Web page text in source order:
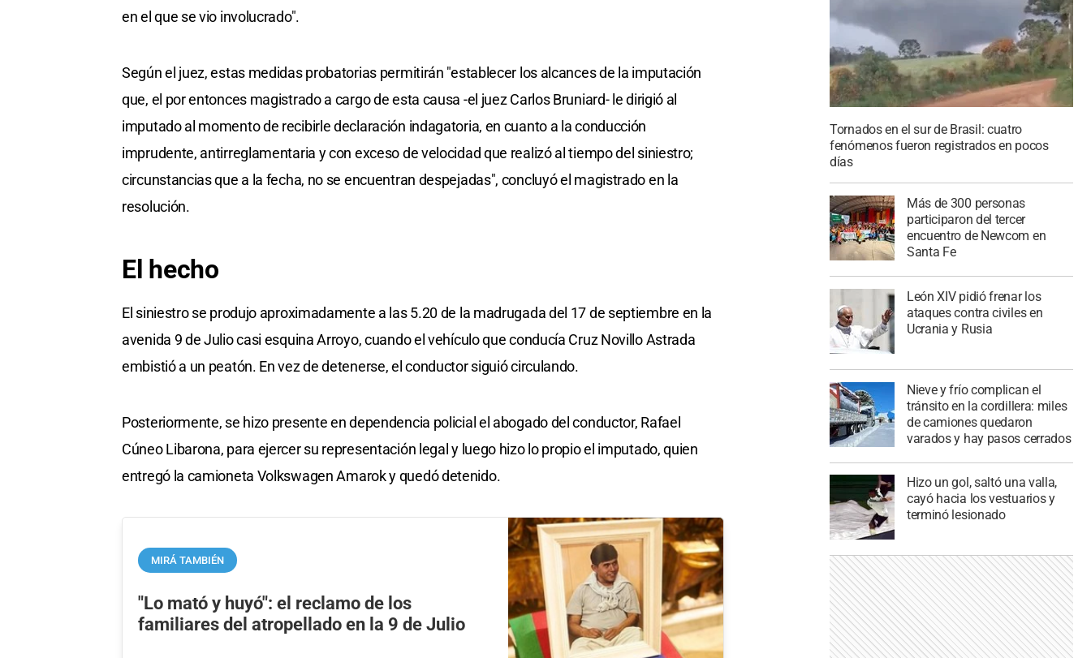
en el que se vio involucrado".
Según el juez, estas medidas probatorias permitirán "establecer los alcances de la imputación
que, el por entonces magistrado a cargo de esta causa -el juez Carlos Bruniard- le dirigió al
imputado al momento de recibirle declaración indagatoria, en cuanto a la conducción
imprudente, antirreglamentaria y con exceso de velocidad que realizó al tiempo del siniestro;
circunstancias que a la fecha, no se encuentran despejadas", concluyó el magistrado en la
resolución.
El hecho
El siniestro se produjo aproximadamente a las 5.20 de la madrugada del 17 de septiembre en la
avenida 9 de Julio casi esquina Arroyo, cuando el vehículo que conducía Cruz Novillo Astrada
embistió a un peatón. En vez de detenerse, el conductor siguió circulando.
Posteriormente, se hizo presente en dependencia policial el abogado del conductor, Rafael
Cúneo Libarona, para ejercer su representación legal y luego hizo lo propio el imputado, quien
entregó la camioneta Volkswagen Amarok y quedó detenido.
MIRÁ TAMBIÉN
"Lo mató y huyó": el reclamo de los
familiares del atropellado en la 9 de Julio
Tornados en el sur de Brasil: cuatro
fenómenos fueron registrados en pocos
días
Más de 300 personas
participaron del tercer
encuentro de Newcom en
Santa Fe
León XIV pidió frenar los
ataques contra civiles en
Ucrania y Rusia
Nieve y frío complican el
tránsito en la cordillera: miles
de camiones quedaron
varados y hay pasos cerrados
Hizo un gol, saltó una valla,
cayó hacia los vestuarios y
terminó lesionado